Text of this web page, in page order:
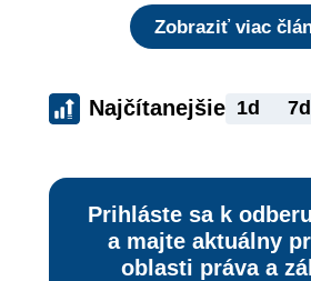
Zobraziť viac
Najčítanejšie 1d 7d
Prihláste sa k
a majte aktuálny
oblasti práva a